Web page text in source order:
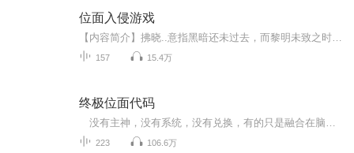
位面入侵游戏
157 15.4万
终极位面代码
223 106.6万